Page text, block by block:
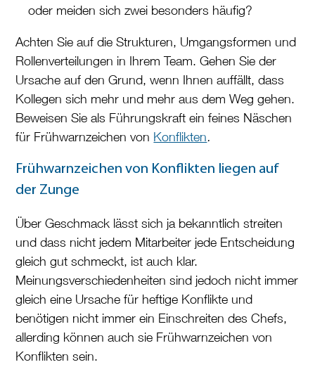
oder meiden sich zwei besonders häufig?
Achten Sie auf die Strukturen, Umgangsformen und
Rollenverteilungen in Ihrem Team. Gehen Sie der
Ursache auf den Grund, wenn Ihnen auffällt, dass
Kollegen sich mehr und mehr aus dem Weg gehen.
Beweisen Sie als Führungskraft ein feines Näschen
für Frühwarnzeichen von Konflikten.
Frühwarnzeichen von Konflikten liegen auf
der Zunge
Über Geschmack lässt sich ja bekanntlich streiten
und dass nicht jedem Mitarbeiter jede Entscheidung
gleich gut schmeckt, ist auch klar.
Meinungsverschiedenheiten sind jedoch nicht immer
gleich eine Ursache für heftige Konflikte und
benötigen nicht immer ein Einschreiten des Chefs,
allerding können auch sie Frühwarnzeichen von
Konflikten sein.